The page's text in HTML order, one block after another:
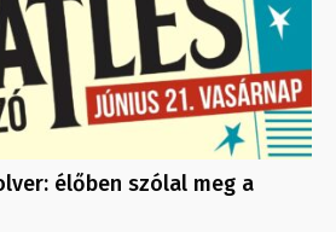
élőben szólal meg a